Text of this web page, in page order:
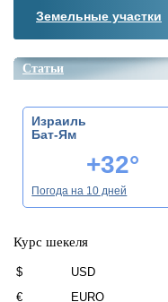
Земельные участки
Статьи
Израиль
Бат-Ям
+32°
Погода на 10 дней
Курс шекеля
$ USD
€
EURO